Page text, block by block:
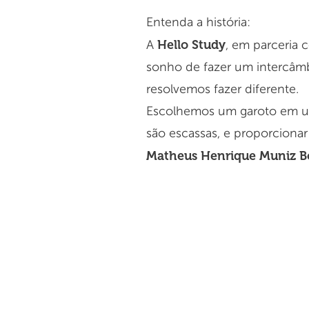
Entenda a história:
A Hello Study, em parceria
sonho de fazer um
resolvemos fazer diferente.
Escolhemos um garoto em
são escassas, e
Matheus Henrique Muniz